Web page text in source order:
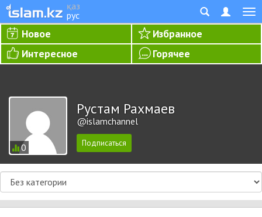
қаз
рус
Новое
Избранное
Интересное
Горячее
0
Рустам Рахмаев
@islamchannel